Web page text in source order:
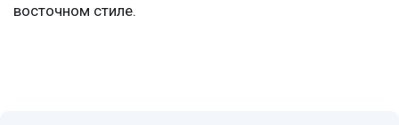
восточном стиле.